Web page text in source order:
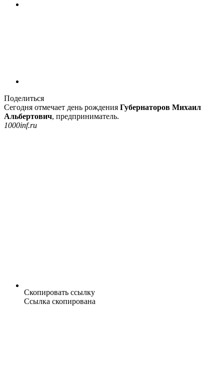
Поделиться
Сегодня отмечает день рождения Губернаторов Михаил
Альбертович, предприниматель.
1000inf.ru
Скопировать ссылку
Ссылка скопирована